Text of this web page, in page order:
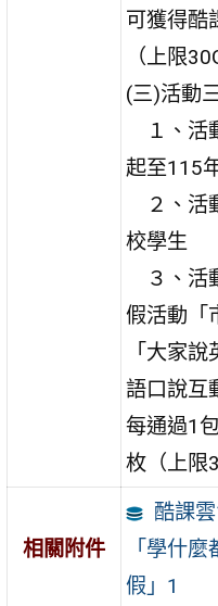
可獲得酷
（上限
(三)活動
１、活
起至115
２、活
校學生
３、活
假活動「
「大家
語口說互
每通過1
枚（上限
相關附件
酷課
「學什
假」1